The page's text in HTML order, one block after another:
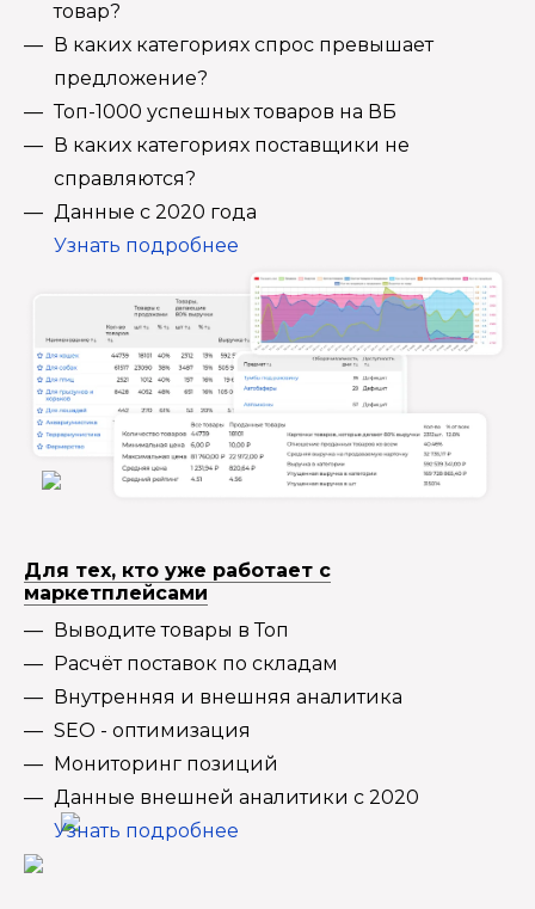
товар?
В каких категориях спрос превышает
предложение?
Топ-1000 успешных товаров на ВБ
В каких категориях поставщики не
справляются?
Данные с 2020 года
Узнать подробнее
Для тех, кто уже работает с
маркетплейсами
Выводите товары в Топ
Расчёт поставок по складам
Внутренняя и внешняя аналитика
SEO - оптимизация
Мониторинг позиций
Данные внешней аналитики с 2020
Узнать подробнее